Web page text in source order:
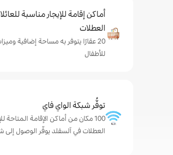
أماكن إقامة للإيجار مناسبة
العطلات
20 عقارًا يتوفر به مساحة إضافية
للأطفال
توفُّر شبكة الواي فاي
100 مكان من أماكن الإقامة المتاحة
العطلات في آلسفلد يوفّر الوصول إلى